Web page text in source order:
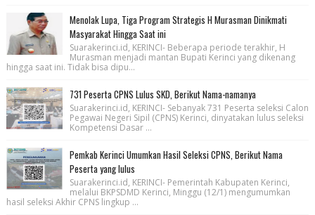
Menolak Lupa, Tiga Program Strategis H Murasman Dinikmati
Masyarakat Hingga Saat ini
Suarakerinci.id, KERINCI- Beberapa periode terakhir, H
Murasman menjadi mantan Bupati Kerinci yang dikenang
hingga saat ini. Tidak bisa dipu...
731 Peserta CPNS Lulus SKD, Berikut Nama-namanya
Suarakerinci.id, KERINCI- Sebanyak 731 Peserta seleksi Calon
Pegawai Negeri Sipil (CPNS) Kerinci, dinyatakan lulus seleksi
Kompetensi Dasar ...
Pemkab Kerinci Umumkan Hasil Seleksi CPNS, Berikut Nama
Peserta yang lulus
Suarakerinci.id, KERINCI- Pemerintah Kabupaten Kerinci,
melalui BKPSDMD Kerinci, Minggu (12/1) mengumumkan
hasil seleksi Akhir CPNS lingkup ...